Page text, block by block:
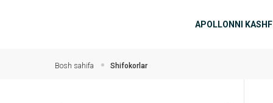
APOLLONNI
Bosh sahifa Shifokorlar